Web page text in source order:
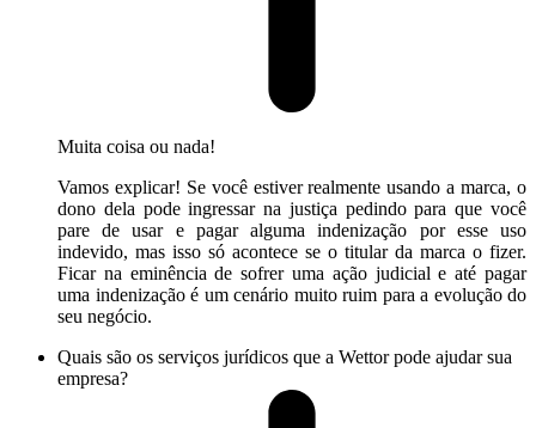
Muita coisa ou nada!
Vamos explicar! Se você estiver realmente usando a marca, o
dono dela pode ingressar na justiça pedindo para que você
pare de usar e pagar alguma indenização por esse uso
indevido, mas isso só acontece se o titular da marca o fizer.
Ficar na eminência de sofrer uma ação judicial e até pagar
uma indenização é um cenário muito ruim para a evolução do
seu negócio.
Quais são os serviços jurídicos que a Wettor pode ajudar sua
empresa?